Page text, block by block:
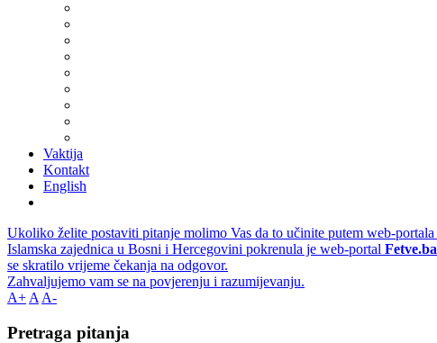
Vaktija
Kontakt
English
Ukoliko želite postaviti pitanje molimo Vas da to učinite putem web-portala
Islamska zajednica u Bosni i Hercegovini pokrenula je web-portal Fetve.ba
se skratilo vrijeme čekanja na odgovor.
Zahvaljujemo vam se na povjerenju i razumijevanju.
A+ A A-
Pretraga pitanja